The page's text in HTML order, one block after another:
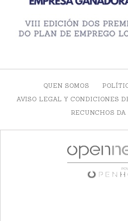
QUEN SOMOS
AVISO LEGAL Y CONDICIONES
RECUNCHOS DA